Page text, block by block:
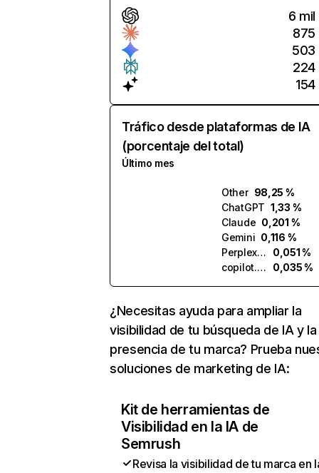
6 mil
875
503
224
154
Tráfico desde plataformas de IA
(porcentaje del total)
Último mes
Other 98,25 %
ChatGPT 1,33 %
Claude 0,201 %
Gemini 0,116 %
Perplexity
0,051 %
copilot.microsoft.com
0,035 %
¿Necesitas ayuda para ampliar la
visibilidad de tu búsqueda de IA y la
presencia de tu marca? Prueba
soluciones de marketing de IA:
Kit de herramientas de
Visibilidad en la IA de
Semrush
Revisa la visibilidad de tu marca en